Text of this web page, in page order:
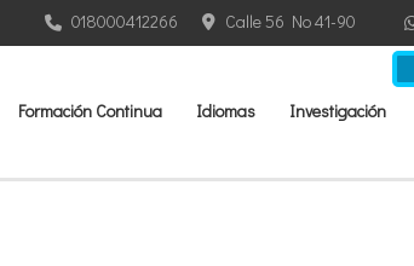
Calle 56 No 41-90
018000412266
Formación Continua Idiomas Investigación